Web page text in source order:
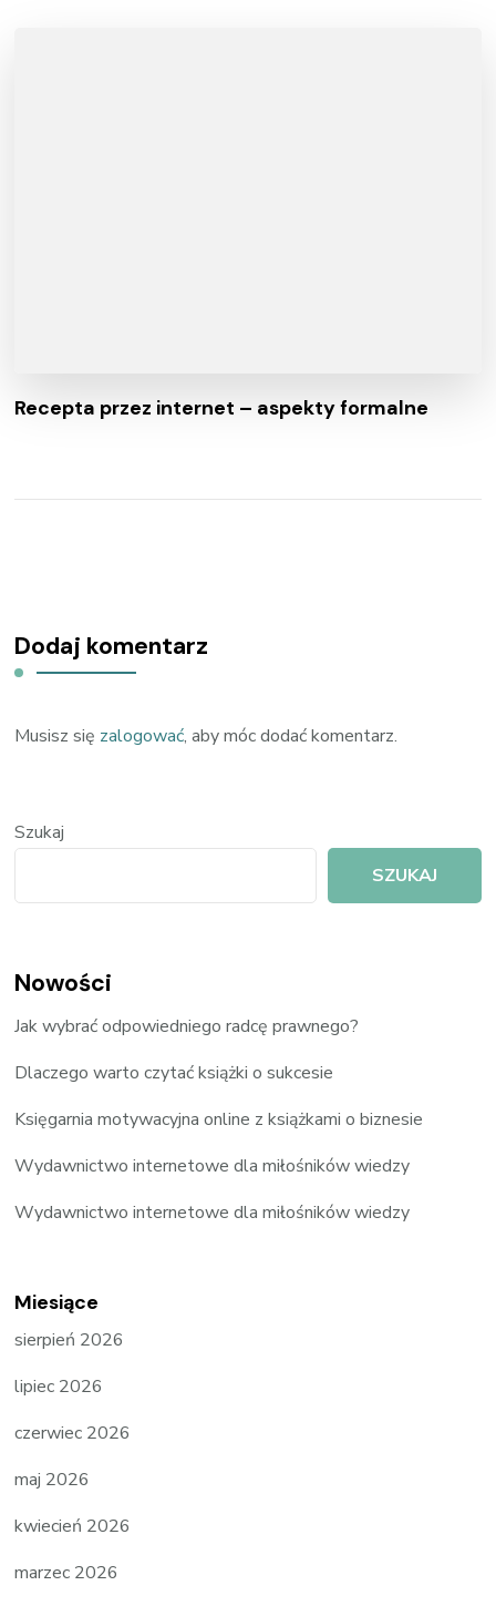
Recepta przez internet – aspekty formalne
Dodaj komentarz
Musisz się zalogować, aby móc dodać komentarz.
Szukaj
SZUKAJ
Nowości
Jak wybrać odpowiedniego radcę prawnego?
Dlaczego warto czytać książki o sukcesie
Księgarnia motywacyjna online z książkami o biznesie
Wydawnictwo internetowe dla miłośników wiedzy
Wydawnictwo internetowe dla miłośników wiedzy
Miesiące
sierpień 2026
lipiec 2026
czerwiec 2026
maj 2026
kwiecień 2026
marzec 2026